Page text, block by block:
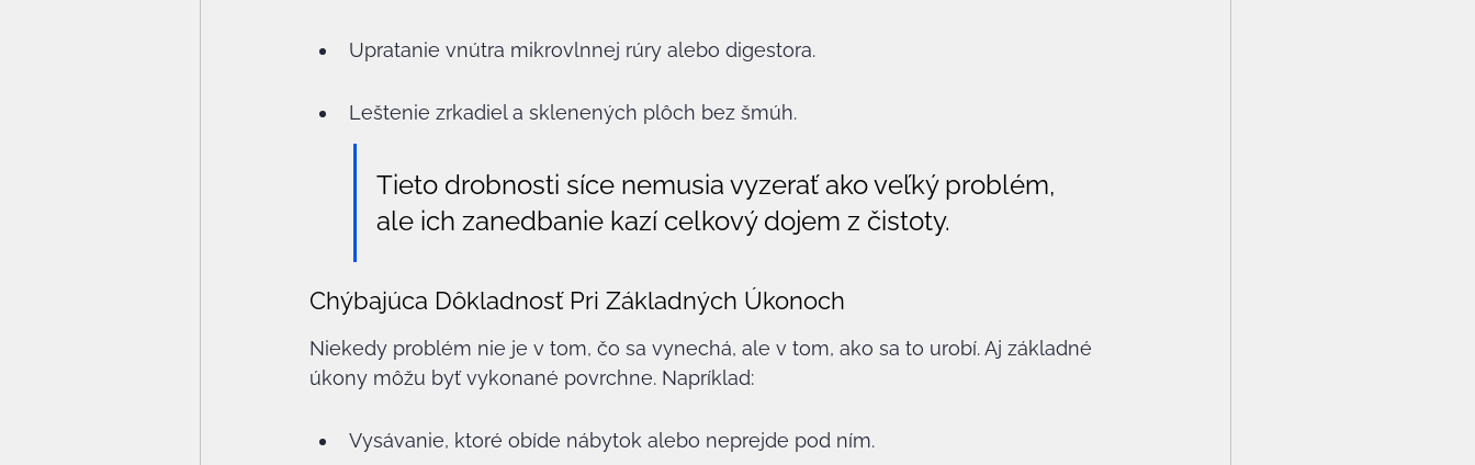
Upratanie vnútra mikrovlnnej rúry alebo digestora.
Leštenie zrkadiel a sklenených plôch bez šmúh.
Tieto drobnosti síce nemusia vyzerať ako veľký problém,
ale ich zanedbanie kazí celkový dojem z čistoty.
Chýbajúca Dôkladnosť Pri Základných Úkonoch
Niekedy problém nie je v tom, čo sa vynechá, ale v tom, ako sa to urobí. Aj základné
úkony môžu byť vykonané povrchne. Napríklad:
Vysávanie, ktoré obíde nábytok alebo neprejde pod ním.